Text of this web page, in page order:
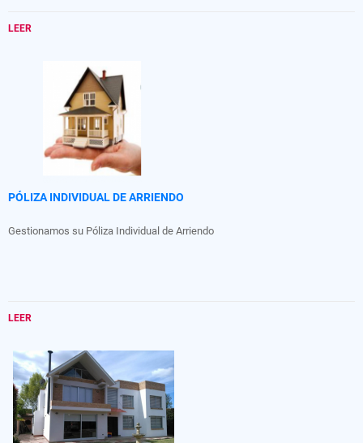
LEER
PÓLIZA INDIVIDUAL DE ARRIENDO
Gestionamos su Póliza Individual de Arriendo
LEER